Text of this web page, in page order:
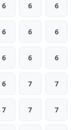
6 6 6
6 6 6
6 6 6
6 7 7
7 7 7